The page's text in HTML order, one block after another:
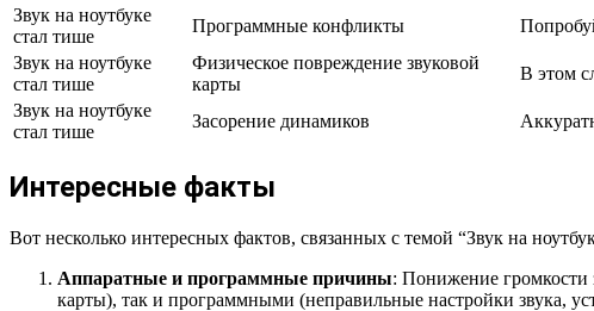
Звук на ноутбуке
стал тише
Программные конфликты
Звук на ноутбуке
стал тише
Физическое повреждение звуковой
карты
В этом
Звук на ноутбуке
стал тише
Засорение динамиков
Интересные факты
Вот несколько интересных фактов, связанных с темой “Звук на
Аппаратные и программные причины: Понижение громкости
карты), так и программными (неправильные настройки звука,